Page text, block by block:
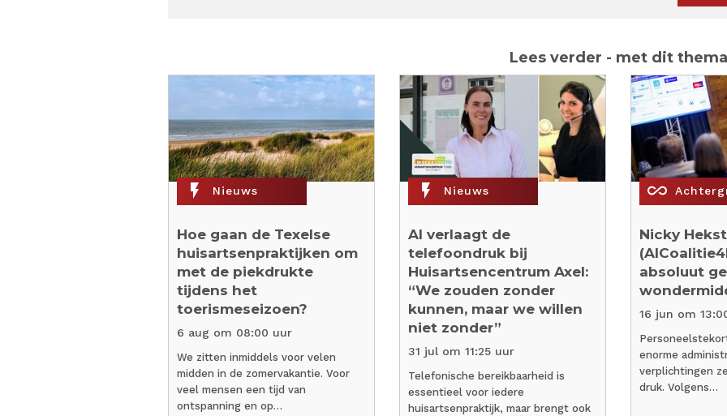
Lees verder - met dit thema
flash_on Nieuws
Hoe gaan de Texelse
huisartsenpraktijken om
met de piekdrukte
tijdens het
toerismeseizoen?
6 aug om 08:00 uur
We zitten inmiddels voor velen
midden in de zomervakantie. Voor
veel mensen een tijd van
ontspanning en op…
flash_on Nieuws
AI verlaagt de
telefoondruk bij
Huisartsencentrum Axel:
“We zouden zonder
kunnen, maar we willen
niet zonder”
31 jul om 11:25 uur
Telefonische bereikbaarheid is
essentieel voor iedere
huisartsenpraktijk, maar brengt ook
all_inclusive
Nicky
absoluut
16 jun om
enorme
verplichtingen
druk. Volgens…